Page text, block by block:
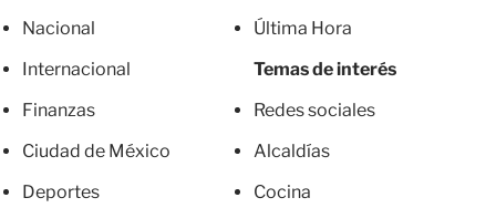
Nacional
Internacional
Finanzas
Ciudad de México
Deportes
Última Hora
Temas de interés
Redes sociales
Alcaldías
Cocina